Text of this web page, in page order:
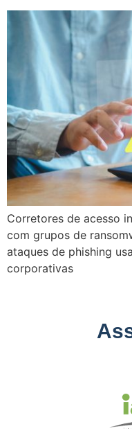
Corretores de acesso
com grupos de
ataques de phishing
corporativas